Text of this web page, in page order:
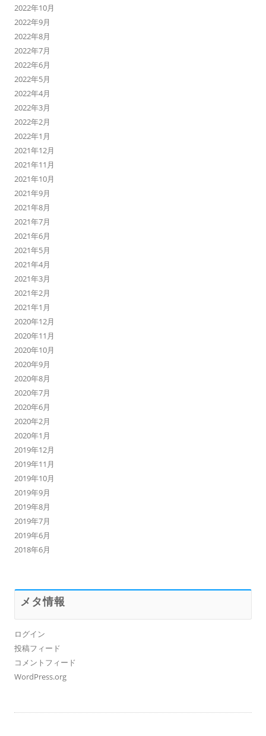
2022年10月
2022年9月
2022年8月
2022年7月
2022年6月
2022年5月
2022年4月
2022年3月
2022年2月
2022年1月
2021年12月
2021年11月
2021年10月
2021年9月
2021年8月
2021年7月
2021年6月
2021年5月
2021年4月
2021年3月
2021年2月
2021年1月
2020年12月
2020年11月
2020年10月
2020年9月
2020年8月
2020年7月
2020年6月
2020年2月
2020年1月
2019年12月
2019年11月
2019年10月
2019年9月
2019年8月
2019年7月
2019年6月
2018年6月
メタ情報
ログイン
投稿フィード
コメントフィード
WordPress.org